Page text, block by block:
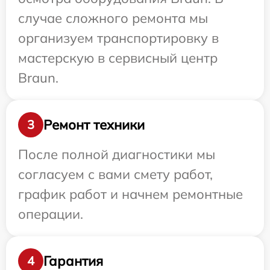
случае сложного ремонта мы
организуем транспортировку в
мастерскую в сервисный центр
Braun.
3
Ремонт техники
После полной диагностики мы
согласуем с вами смету работ,
график работ и начнем ремонтные
операции.
4 Гарантия